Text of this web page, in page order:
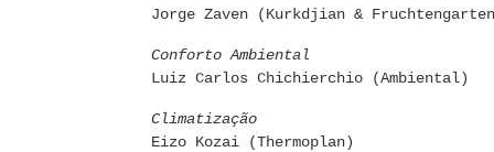
Jorge Zaven (Kurkdjian &
Conforto Ambiental
Luiz Carlos Chichierchio (Ambiental)
Climatização
Eizo Kozai (Thermoplan)